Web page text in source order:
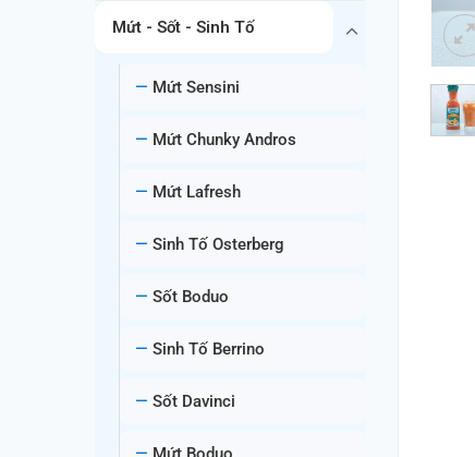
Mứt - Sốt - Sinh Tố
Mứt Sensini
Mứt Chunky Andros
Mứt Lafresh
Sinh Tố Osterberg
Sốt Boduo
Sinh Tố Berrino
Sốt Davinci